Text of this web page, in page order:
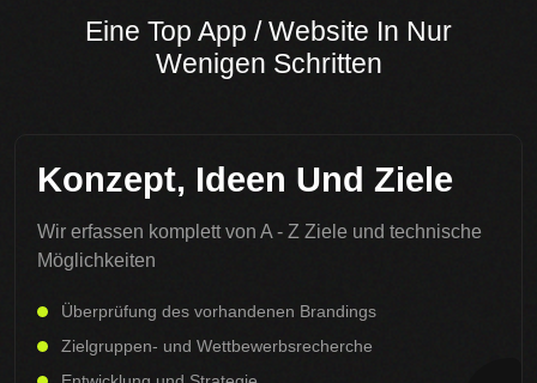
Eine Top App / Website In Nur
Wenigen Schritten
Konzept, Ideen Und Ziele
Wir erfassen komplett von A - Z Ziele und technische
Möglichkeiten
Überprüfung des vorhandenen Brandings
Zielgruppen- und Wettbewerbsrecherche